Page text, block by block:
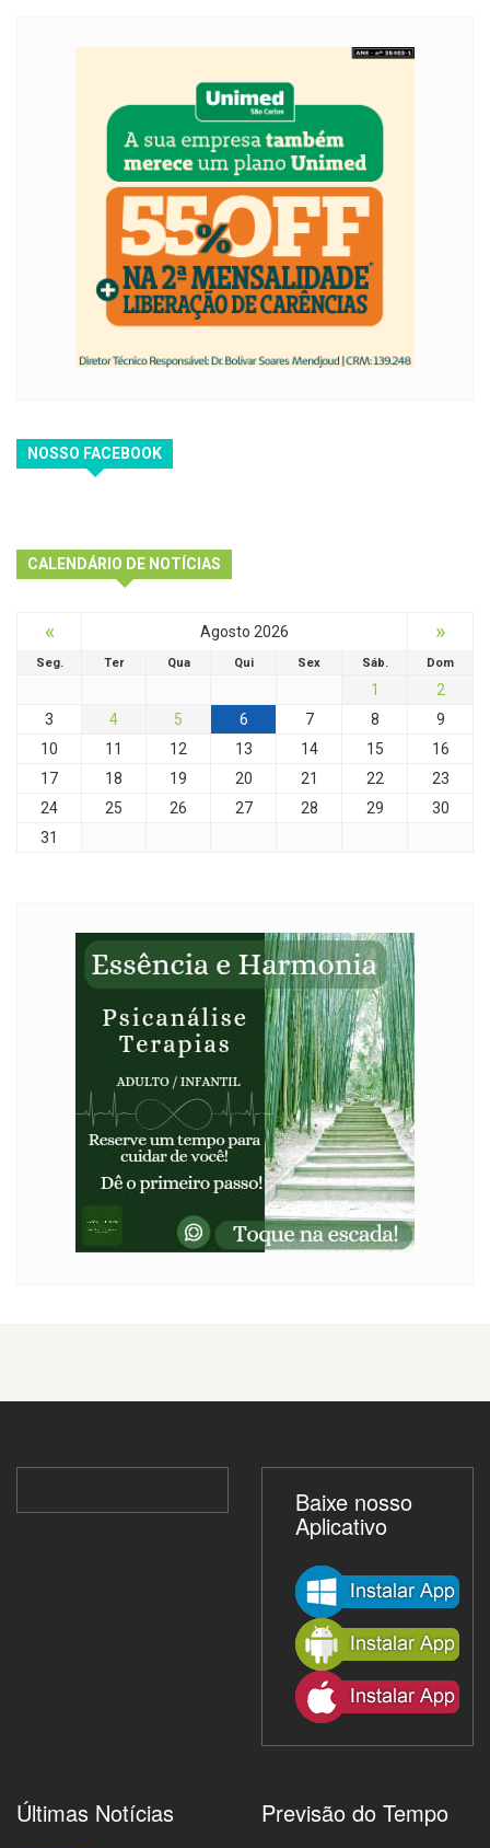
NOSSO FACEBOOK
CALENDÁRIO DE NOTÍCIAS
« Agosto 2026 »
Seg. Ter Qua Qui Sex Sáb. Dom
1
2
3
4 5 6 7 8
9
10
11 12 13 14 15
16
17
18 19 20 21 22
23
24
25 26 27 28 29
30
31
Baixe nosso
Aplicativo
Últimas Notícias Previsão do Tempo